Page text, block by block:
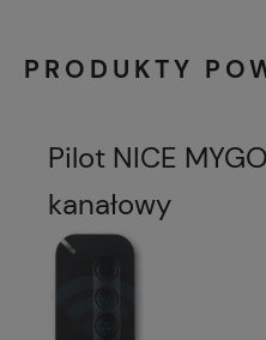
PRODUKTY
Pilot NICE
kanałowy